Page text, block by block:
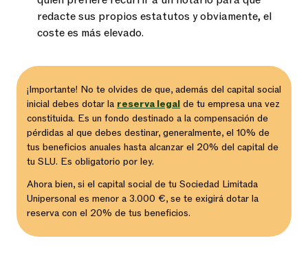
redacte sus propios estatutos y obviamente, el
coste es más elevado.
¡Importante! No te olvides de que, además del capital social
inicial debes dotar la reserva legal de tu empresa una vez
constituida. Es un fondo destinado a la compensación de
pérdidas al que debes destinar, generalmente, el 10% de
tus beneficios anuales hasta alcanzar el 20% del capital de
tu SLU. Es obligatorio por ley.
Ahora bien, si el capital social de tu Sociedad Limitada
Unipersonal es menor a 3.000 €, se te exigirá dotar la
reserva con el 20% de tus beneficios.